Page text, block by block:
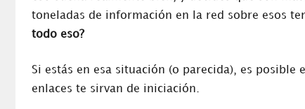
toneladas de información en la red sobre esos
todo eso?
Si estás en esa situación (o parecida), es posible
enlaces te sirvan de iniciación.